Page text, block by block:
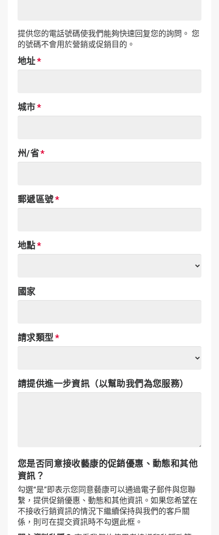
提供您的電話號碼使我們能夠快速回复您的詢問。 您
的號碼不會用於營銷或促銷目的。
地址
城市
州/省
郵遞區號
地點
國家
請求類型
請提供進一步資訊（以幫助我們為您服務）
您是否同意接收藝康的促銷優惠、動態和其他
資訊？
勾選“是”即表示您同意藝康可以通過電子郵件與您聯
繫，提供促銷優惠、動態和其他資訊。如果您希望在
不接收行銷資訊的情況下繼續保持與我們的客戶關
係，則可在提交資訊時不勾選此框。